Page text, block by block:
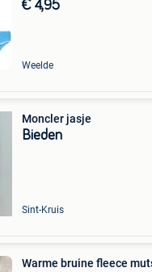
€ 4,95
Weelde
Moncler jasje
Bieden
Sint-Kruis
Warme bruine fleece